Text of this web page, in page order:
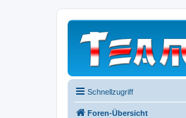
Schnellzugriff
Foren-Übersicht